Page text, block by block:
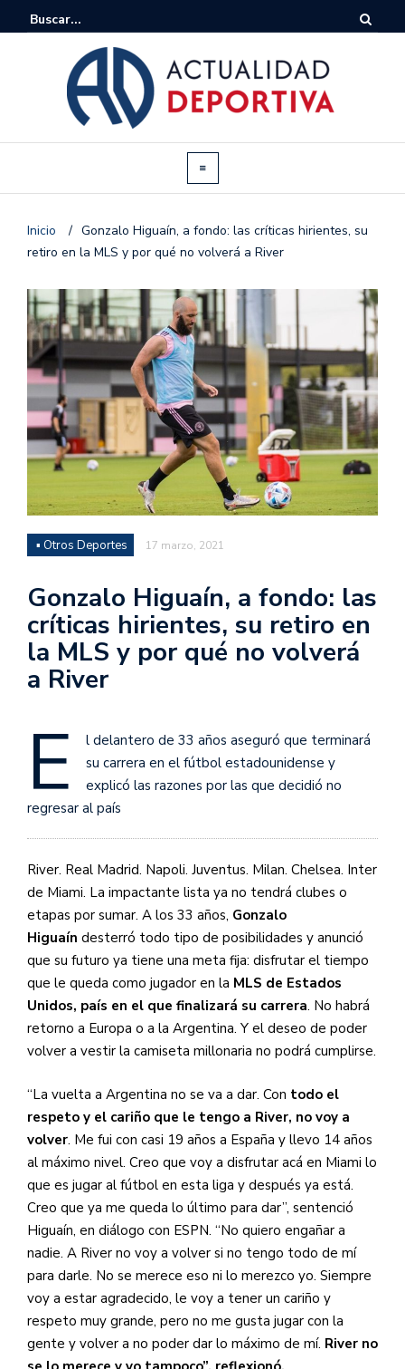
Inicio / Gonzalo Higuaín, a fondo: las críticas hirientes, su
retiro en la MLS y por qué no volverá a River
▪ Otros Deportes 17 marzo, 2021
Gonzalo Higuaín, a fondo: las
críticas hirientes, su retiro en
la MLS y por qué no volverá
a River
E
l delantero de 33 años aseguró que terminará
su carrera en el fútbol estadounidense y
explicó las razones por las que decidió no
regresar al país
River. Real Madrid. Napoli. Juventus. Milan. Chelsea. Inter
de Miami. La impactante lista ya no tendrá clubes o
etapas por sumar. A los 33 años, Gonzalo
Higuaín desterró todo tipo de posibilidades y anunció
que su futuro ya tiene una meta fija: disfrutar el tiempo
que le queda como jugador en la MLS de Estados
Unidos, país en el que finalizará su carrera. No habrá
retorno a Europa o a la Argentina. Y el deseo de poder
volver a vestir la camiseta millonaria no podrá cumplirse.
“La vuelta a Argentina no se va a dar. Con todo el
respeto y el cariño que le tengo a River, no voy a
volver. Me fui con casi 19 años a España y llevo 14 años
al máximo nivel. Creo que voy a disfrutar acá en Miami lo
que es jugar al fútbol en esta liga y después ya está.
Creo que ya me queda lo último para dar”, sentenció
Higuaín, en diálogo con ESPN. “No quiero engañar a
nadie. A River no voy a volver si no tengo todo de mí
para darle. No se merece eso ni lo merezco yo. Siempre
voy a estar agradecido, le voy a tener un cariño y
respeto muy grande, pero no me gusta jugar con la
gente y volver a no poder dar lo máximo de mí. River no